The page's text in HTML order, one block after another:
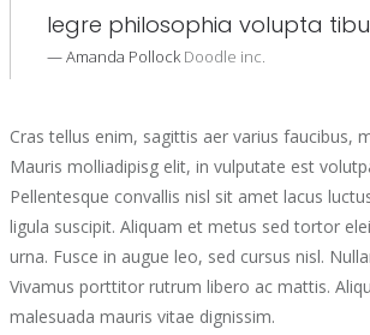
legre philosophia volupta
Amanda PollockDoodle inc.
Cras tellus enim, sagittis aer varius faucibus,
Mauris molliadipisg elit, in vulputate est
Pellentesque convallis nisl sit amet lacus
ligula suscipit. Aliquam et metus sed tortor
urna. Fusce in augue leo, sed cursus nisl.
Vivamus porttitor rutrum libero ac mattis.
malesuada mauris vitae dignissim.